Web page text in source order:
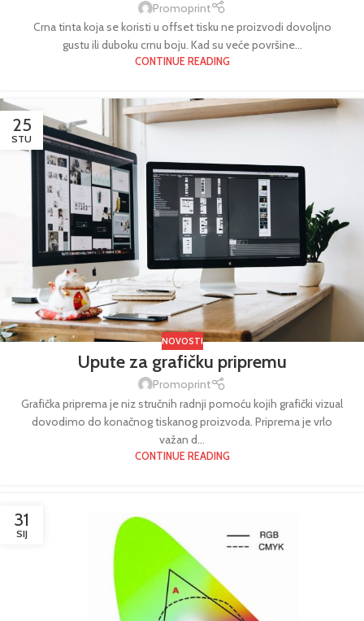
Promoprint
Crna tinta koja se koristi u offset tisku ne proizvodi dovoljno
gustu ili duboku crnu boju. Kad su veće površine...
CONTINUE READING
25
STU
NOVOSTI
Upute za grafičku pripremu
Promoprint
Grafička priprema je niz stručnih radnji pomoću kojih grafički vizual
dovodimo do konačnog tiskanog proizvoda. Priprema je vrlo
važan d...
CONTINUE READING
31
SIJ